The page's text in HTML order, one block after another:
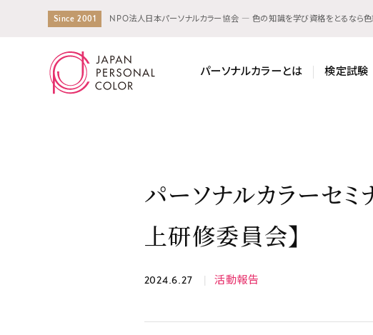
Since 2001 NPO法人日本パーソナルカラー協会 ― 色の知識を学び資格をとるなら
パーソナルカラーとは 検定試験
パーソナルカラーセ
上研修委員会】
2024.6.27 活動報告